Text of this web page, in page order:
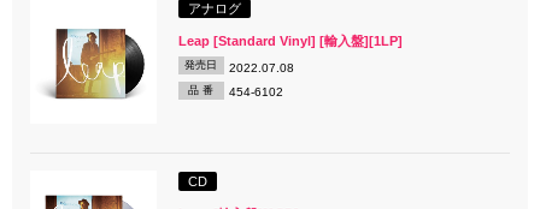
アナログ
Leap [Standard Vinyl] [輸入盤][1LP]
発売日 2022.07.08
品 番 454-6102
CD